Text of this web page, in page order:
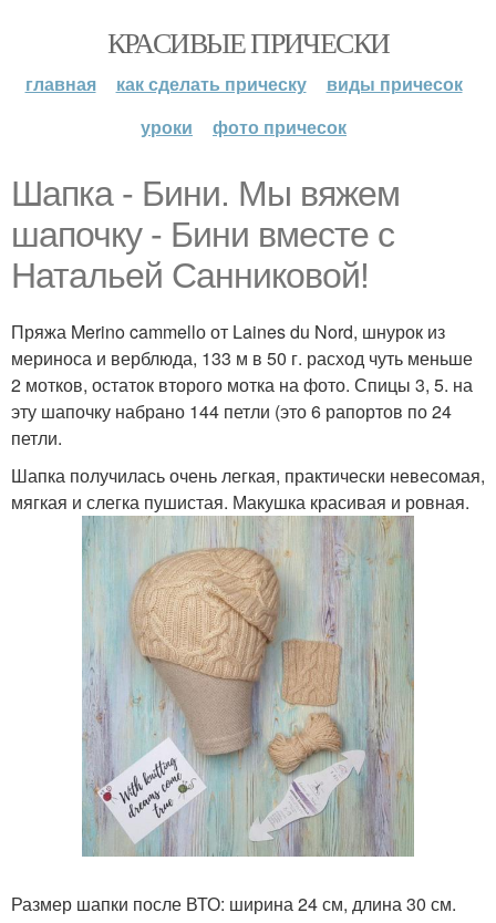
КРАСИВЫЕ ПРИЧЕСКИ
главная как сделать прическу
виды причесок
уроки
фото причесок
Шапка - Бини. Мы вяжем
шапочку - Бини вместе с
Натальей Санниковой!
Пряжа Merino cammellо от Laines du Nord, шнурок из
мериноса и верблюда, 133 м в 50 г. расход чуть меньше
2 мотков, остаток второго мотка на фото. Спицы 3, 5. на
эту шапочку набрано 144 петли (это 6 рапортов по 24
петли.
Шапка получилась очень легкая, практически невесомая,
мягкая и слегка пушистая. Макушка красивая и ровная.
Размер шапки после ВТО: ширина 24 см, длина 30 см.